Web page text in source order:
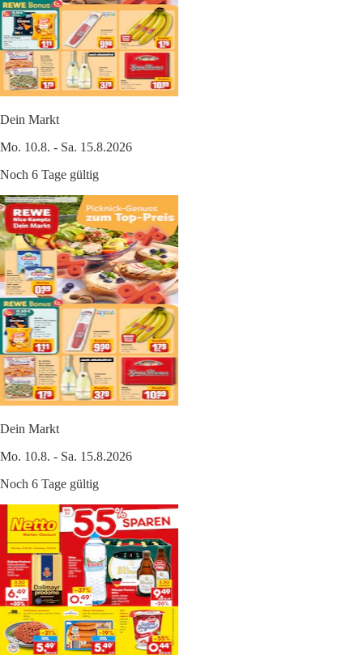
Dein Markt
Mo. 10.8. - Sa. 15.8.2026
Noch 6 Tage gültig
Dein Markt
Mo. 10.8. - Sa. 15.8.2026
Noch 6 Tage gültig